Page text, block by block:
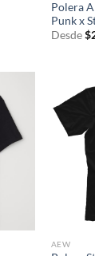
Polera
Punk x
Desde $
AEW